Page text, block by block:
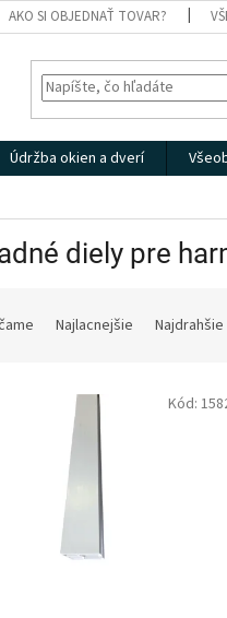
AKO SI OBJEDNAŤ TOVAR?
Údržba okien a dverí
diely pre
Najlacnejšie Najdrahšie
Kód: